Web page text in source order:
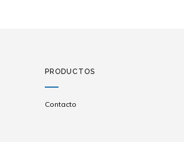
PRODUCTOS
Contacto